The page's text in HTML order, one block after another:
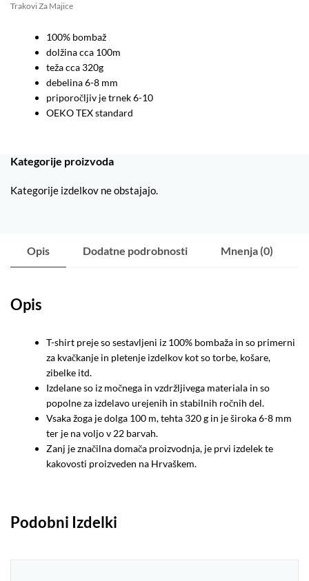
Trakovi Za Majice
100% bombaž
dolžina cca 100m
teža cca 320g
debelina 6-8 mm
priporočljiv je trnek 6-10
OEKO TEX standard
Kategorije proizvoda
Kategorije izdelkov ne obstajajo.
Opis Dodatne podrobnosti Mnenja (0)
Opis
T-shirt preje so sestavljeni iz 100% bombaža in so primerni
za kvačkanje in pletenje izdelkov kot so torbe, košare,
zibelke itd.
Izdelane so iz močnega in vzdržljivega materiala in so
popolne za izdelavo urejenih in stabilnih ročnih del.
Vsaka žoga je dolga 100 m, tehta 320 g in je široka 6-8 mm
ter je na voljo v 22 barvah.
Zanj je značilna domača proizvodnja, je prvi izdelek te
kakovosti proizveden na Hrvaškem.
Podobni Izdelki